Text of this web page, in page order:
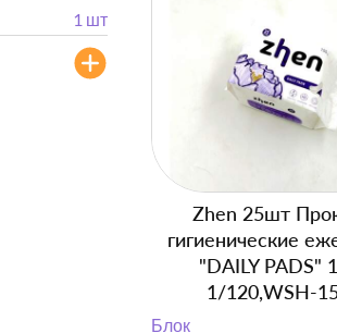
1 шт
Zhen 25шт
гигиенические
"DAILY PADS"
1/120,WSH-
Блок